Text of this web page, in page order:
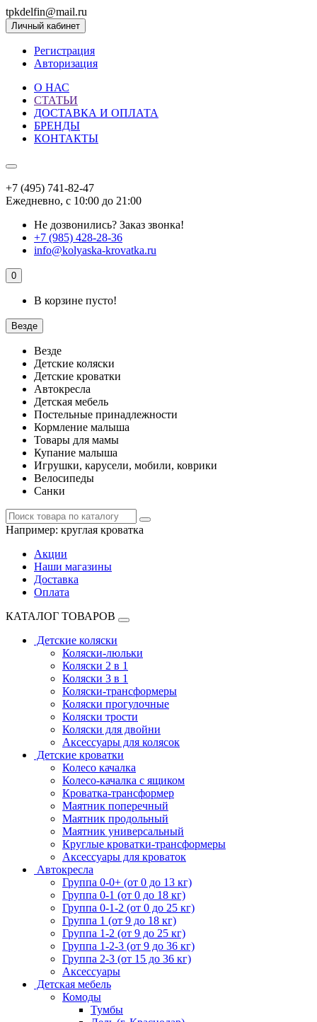
tpkdelfin@mail.ru
Личный кабинет
Регистрация
Авторизация
О НАС
СТАТЬИ
ДОСТАВКА И ОПЛАТА
БРЕНДЫ
КОНТАКТЫ
+7 (495) 741-82-47
Ежедневно, с 10:00 до 21:00
Не дозвонились? Заказ звонка!
+7 (985) 428-28-36
info@kolyaska-krovatka.ru
0
В корзине пусто!
Везде
Везде
Детские коляски
Детские кроватки
Автокресла
Детская мебель
Постельные принадлежности
Кормление малыша
Товары для мамы
Купание малыша
Игрушки, карусели, мобили, коврики
Велосипеды
Санки
Например: круглая кроватка
Акции
Наши магазины
Доставка
Оплата
КАТАЛОГ ТОВАРОВ
Детские коляски
Коляски-люльки
Коляски 2 в 1
Коляски 3 в 1
Коляски-трансформеры
Коляски прогулочные
Коляски трости
Коляски для двойни
Аксессуары для колясок
Детские кроватки
Колесо качалка
Колесо-качалка с ящиком
Кроватка-трансформер
Маятник поперечный
Маятник продольный
Маятник универсальный
Круглые кроватки-трансформеры
Аксессуары для кроваток
Автокресла
Группа 0-0+ (от 0 до 13 кг)
Группа 0-1 (от 0 до 18 кг)
Группа 0-1-2 (от 0 до 25 кг)
Группа 1 (от 9 до 18 кг)
Группа 1-2 (от 9 до 25 кг)
Группа 1-2-3 (от 9 до 36 кг)
Группа 2-3 (от 15 до 36 кг)
Аксессуары
Детская мебель
Комоды
Тумбы